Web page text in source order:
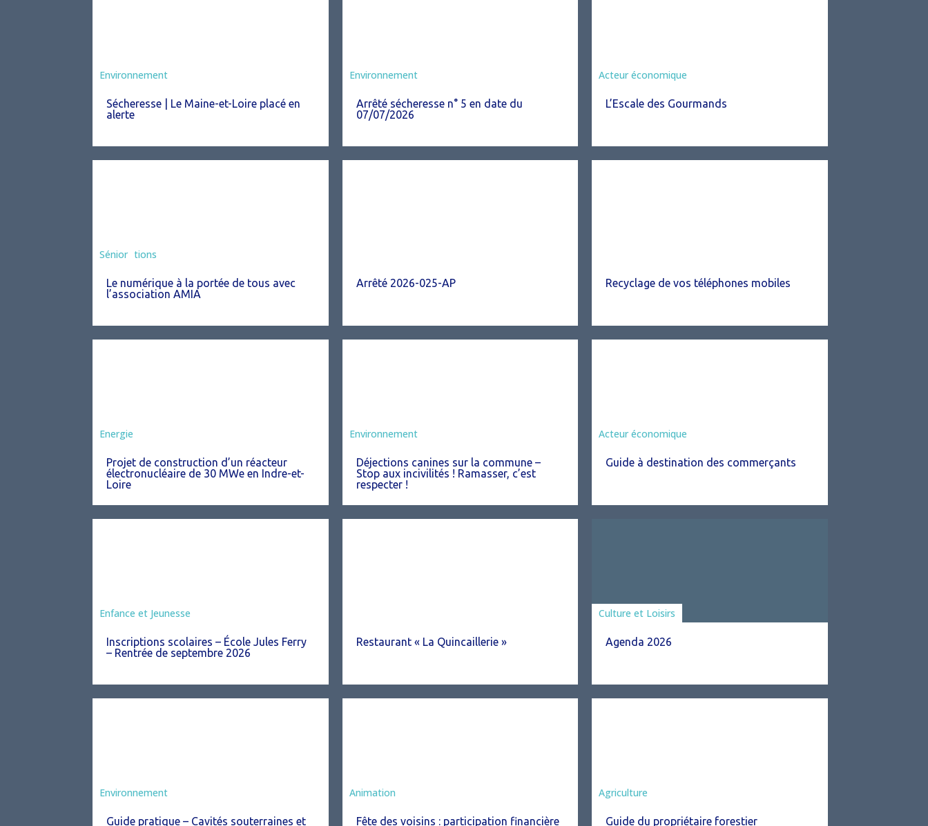
Environnement
Sécheresse | Le Maine-et-Loire placé en
alerte
Agriculture
Environnement
Arrêté sécheresse n° 5 en date du
07/07/2026
Acteur économique
L’Escale des Gourmands
Associations
Sénior
Le numérique à la portée de tous avec
l’association AMIA
Arrêté 2026-025-AP Recyclage de vos téléphones mobiles
Energie
Projet de construction d’un réacteur
électronucléaire de 30 MWe en Indre-et-
Loire
Environnement
Déjections canines sur la commune –
Stop aux incivilités ! Ramasser, c’est
respecter !
Acteur économique
Guide à destination des commerçants
Enfance et Jeunesse
Inscriptions scolaires – École Jules Ferry
– Rentrée de septembre 2026
Restaurant « La Quincaillerie »
Associations
Culture et Loisirs
Agenda 2026
Environnement
Guide pratique – Cavités souterraines et
Animation
Fête des voisins : participation financière
Agriculture
Guide du propriétaire forestier